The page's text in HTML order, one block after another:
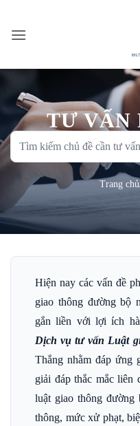
nội
TƯ VẤN
Tìm
chủ
đề
tư
Trang chủ
Hiện nay các vấn đề
giao thông đường bộ
gắn liền với lợi ích
Dịch vụ tư vấn Luật
Thắng nhằm đáp ứng
giải đáp thắc mắc liên
luật giao thông
thông, mức xử phạt,